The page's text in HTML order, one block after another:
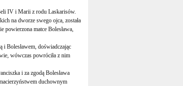
IV i Marii z rodu Laskarisów.
na dworze swego ojca, została
powierzona matce Bolesława,
doświadczając
wówczas powróciła z nim
i za zgodą Bolesława
duchownym